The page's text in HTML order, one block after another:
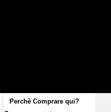
Perchè Comprare qui?